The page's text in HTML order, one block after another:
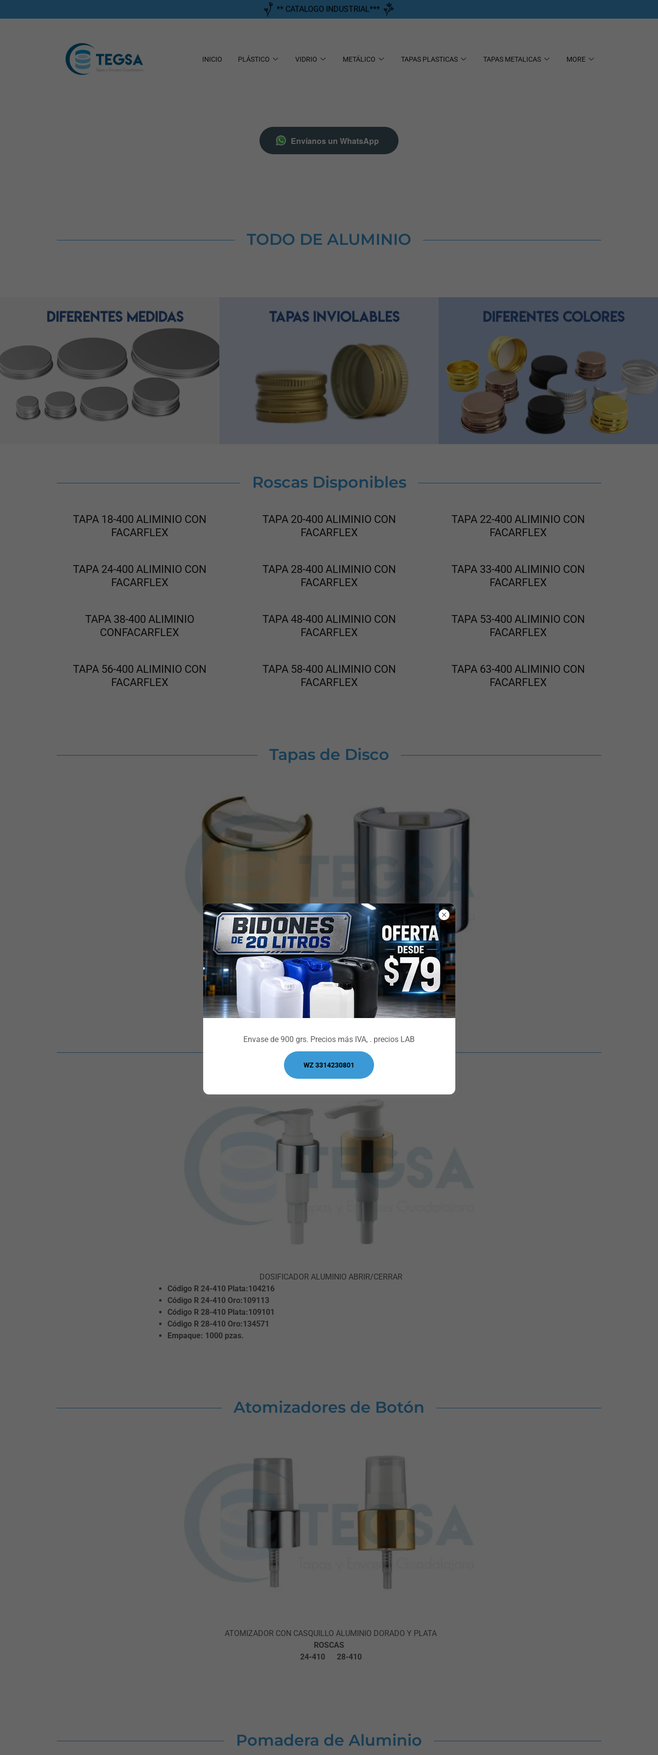
** CATALOGO INDUSTRIAL***
INICIO PLÁSTICO VIDRIO METÁLICO TAPAS PLASTICAS TAPAS METALICAS MORE
Envíanos un WhatsApp
TODO DE ALUMINIO
Roscas Disponibles
TAPA 18-400 ALIMINIO CON
FACARFLEX
TAPA 20-400 ALIMINIO CON
FACARFLEX
TAPA 22-400 ALIMINIO CON
FACARFLEX
TAPA 24-400 ALIMINIO CON
FACARFLEX
TAPA 28-400 ALIMINIO CON
FACARFLEX
TAPA 33-400 ALIMINIO CON
FACARFLEX
TAPA 38-400 ALIMINIO
CONFACARFLEX
TAPA 48-400 ALIMINIO CON
FACARFLEX
TAPA 53-400 ALIMINIO CON
FACARFLEX
TAPA 56-400 ALIMINIO CON
FACARFLEX
TAPA 58-400 ALIMINIO CON
FACARFLEX
TAPA 63-400 ALIMINIO CON
FACARFLEX
Tapas de Disco
TAPA DISC TOP METALICAS
Bombas Dosificadoras
DOSIFICADOR ALUMINIO ABRIR/CERRAR
Código R 24-410 Plata:104216
Código R 24-410 Oro:109113
Código R 28-410 Plata:109101
Código R 28-410 Oro:134571
Empaque: 1000 pzas.
Atomizadores de Botón
ATOMIZADOR CON CASQUILLO ALUMINIO DORADO Y PLATA
ROSCAS
24-410 28-410
Pomadera de Aluminio
Envase de 900 grs. Precios más IVA, . precios LAB
WZ 3314230801